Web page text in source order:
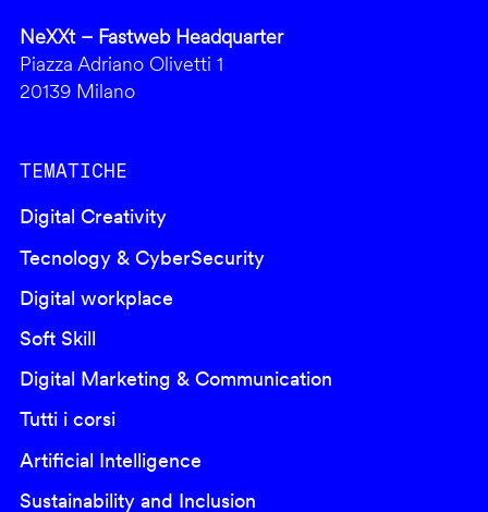
NeXXt – Fastweb Headquarter
Piazza Adriano Olivetti 1
20139 Milano
TEMATICHE
Digital Creativity
Tecnology & CyberSecurity
Digital workplace
Soft Skill
Digital Marketing & Communication
Tutti i corsi
Artificial Intelligence
Sustainability and Inclusion